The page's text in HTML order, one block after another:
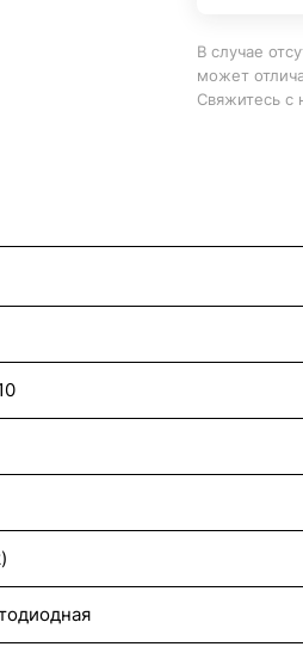
В случае
может
Свяжитесь с